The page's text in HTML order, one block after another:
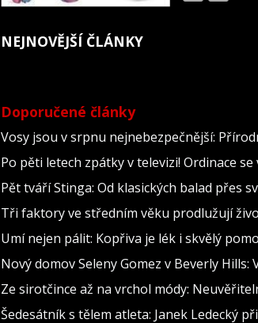
NEJNOVĚJŠÍ ČLÁNKY
Doporučené články
Vosy jsou v srpnu nejnebezpečnější:
Po pěti letech zpátky v televizi! Ordinace
Pět tváří Stinga: Od klasických balad přes
Tři faktory ve středním věku prodlužují
Umí nejen pálit: Kopřiva je lék i skvělý
Nový domov Seleny Gomez v Beverly
Ze sirotčince až na vrchol módy:
Šedesátník s tělem atleta: Janek Ledecký